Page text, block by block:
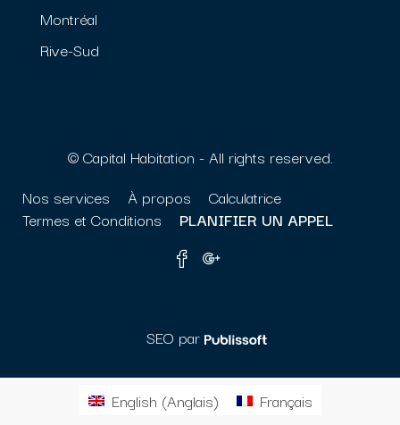
Montréal
Rive-Sud
© Capital Habitation - All rights reserved.
Nos services
À propos
Calculatrice
Termes et Conditions
PLANIFIER UN APPEL
SEO par
English (Anglais) Français